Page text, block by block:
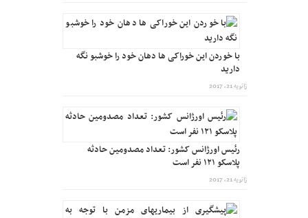
با خوردن این خوراکی ها دهان خود را خوشبو نگه
دارید
ژانویه 21, 2017
رئیس اورژانس کشور: تعداد مصدومین حادثه
پلاسکو ۱۲۱ نفر است
ژانویه 21, 2017